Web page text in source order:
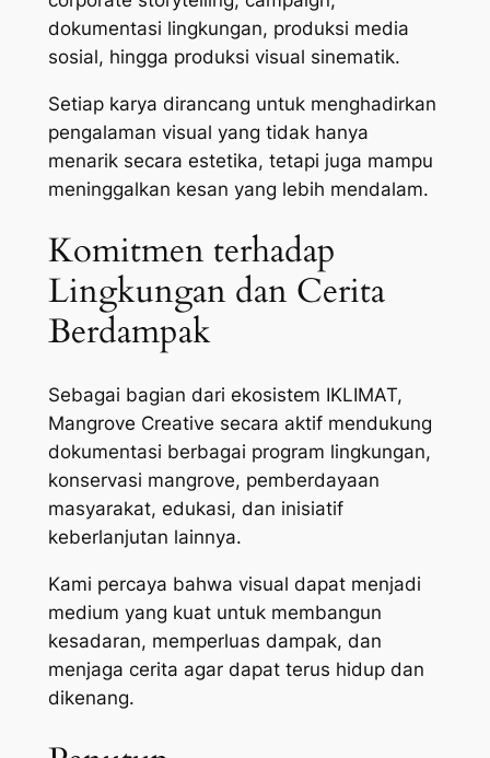
dokumentasi lingkungan, produksi media
sosial, hingga produksi visual sinematik.
Setiap karya dirancang untuk menghadirkan
pengalaman visual yang tidak hanya
menarik secara estetika, tetapi juga mampu
meninggalkan kesan yang lebih mendalam.
Komitmen terhadap
Lingkungan dan Cerita
Berdampak
Sebagai bagian dari ekosistem IKLIMAT,
Mangrove Creative secara aktif mendukung
dokumentasi berbagai program lingkungan,
konservasi mangrove, pemberdayaan
masyarakat, edukasi, dan inisiatif
keberlanjutan lainnya.
Kami percaya bahwa visual dapat menjadi
medium yang kuat untuk membangun
kesadaran, memperluas dampak, dan
menjaga cerita agar dapat terus hidup dan
dikenang.